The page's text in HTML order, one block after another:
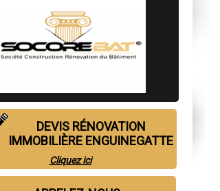
DEVIS RÉNOVATION
IMMOBILIÈRE ENGUINEGATTE
Cliquez ici